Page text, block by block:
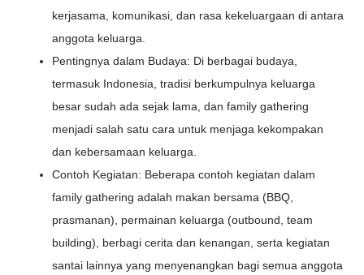
kerjasama, komunikasi, dan rasa kekeluargaan di antara
anggota keluarga.
Pentingnya dalam Budaya: Di berbagai budaya,
termasuk Indonesia, tradisi berkumpulnya keluarga
besar sudah ada sejak lama, dan family gathering
menjadi salah satu cara untuk menjaga kekompakan
dan kebersamaan keluarga.
Contoh Kegiatan: Beberapa contoh kegiatan dalam
family gathering adalah makan bersama (BBQ,
prasmanan), permainan keluarga (outbound, team
building), berbagi cerita dan kenangan, serta kegiatan
santai lainnya yang menyenangkan bagi semua anggota